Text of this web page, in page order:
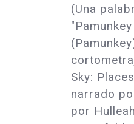
(Una
Sky:
narrado
por